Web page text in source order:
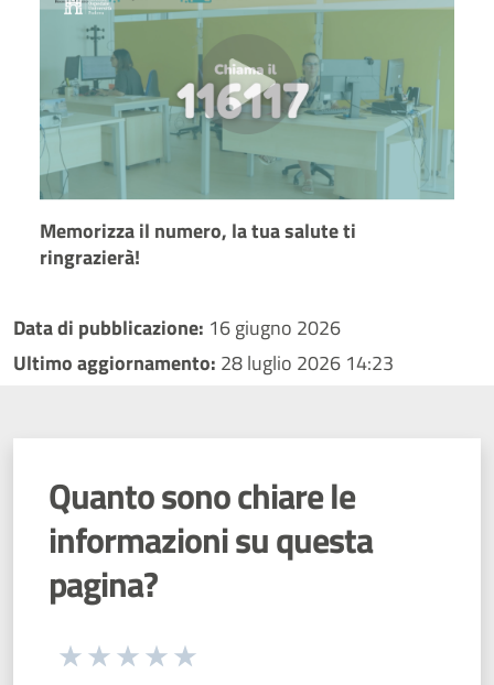
Memorizza il numero, la tua salute ti
ringrazierà!
Data di pubblicazione: 16 giugno 2026
Ultimo aggiornamento: 28 luglio 2026 14:23
Quanto sono chiare le
informazioni su questa
pagina?
Seleziona una valutazione da 1 a 5 stelle